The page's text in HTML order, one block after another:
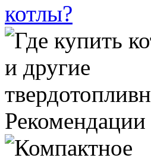
котлы?